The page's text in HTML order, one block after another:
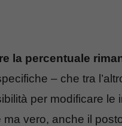
la percentuale
– che tra
per modificare le
ma vero, anche il